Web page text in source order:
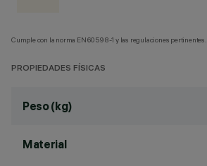
Cumple con la norma EN60598-1 y las regulaciones pertinentes.
PROPIEDADES FÍSICAS
Peso (kg)
Material